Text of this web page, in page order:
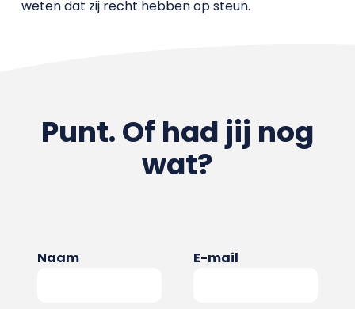
weten dat zij recht hebben op steun.
Punt. Of had jij nog
wat?
Naam E-mail